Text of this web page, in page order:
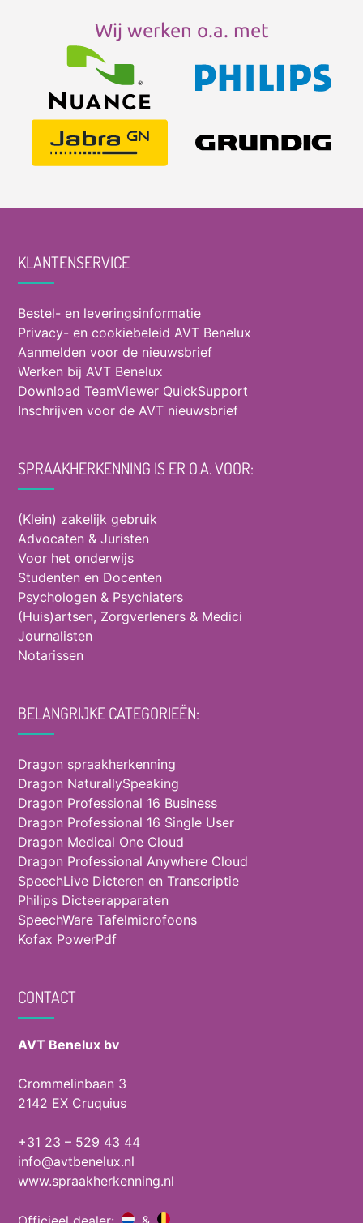
Wij werken o.a. met
KLANTENSERVICE
Bestel- en leveringsinformatie
Privacy- en cookiebeleid AVT Benelux
Aanmelden voor de nieuwsbrief
Werken bij AVT Benelux
Download TeamViewer QuickSupport
Inschrijven voor de AVT nieuwsbrief
SPRAAKHERKENNING IS ER O.A. VOOR:
(Klein) zakelijk gebruik
Advocaten & Juristen
Voor het onderwijs
Studenten en Docenten
Psychologen & Psychiaters
(Huis)artsen, Zorgverleners & Medici
Journalisten
Notarissen
BELANGRIJKE CATEGORIEËN:
Dragon spraakherkenning
Dragon NaturallySpeaking
Dragon Professional 16 Business
Dragon Professional 16 Single User
Dragon Medical One Cloud
Dragon Professional Anywhere Cloud
SpeechLive Dicteren en Transcriptie
Philips Dicteerapparaten
SpeechWare Tafelmicrofoons
Kofax PowerPdf
CONTACT
AVT Benelux bv
Crommelinbaan 3
2142 EX Cruquius
+31 23 – 529 43 44
info@avtbenelux.nl
www.spraakherkenning.nl